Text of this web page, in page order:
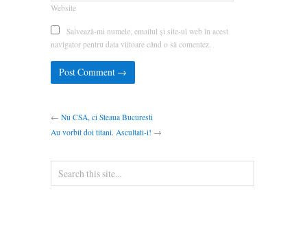
Website
Salvează-mi numele, emailul și site-ul web în acest
navigator pentru data viitoare când o să comentez.
← Nu CSA, ci Steaua Bucuresti
Au vorbit doi titani. Ascultati-i! →